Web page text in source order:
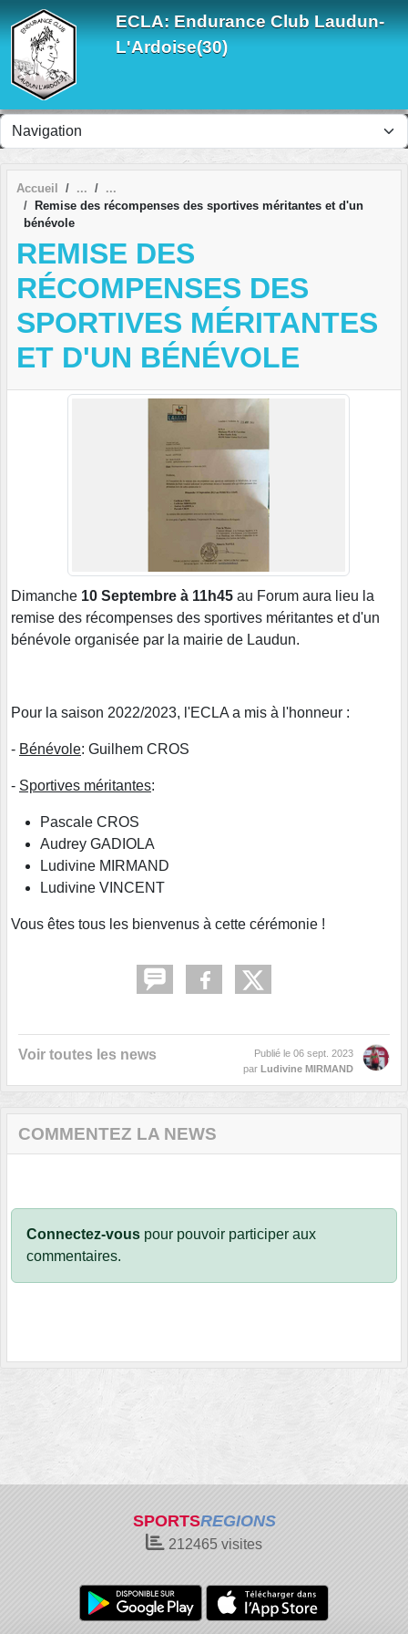
ECLA: Endurance Club Laudun-
L'Ardoise(30)
Accueil
Remise des récompenses des sportives méritantes et d'un
bénévole
REMISE DES
RÉCOMPENSES DES
SPORTIVES MÉRITANTES
ET D'UN BÉNÉVOLE
Dimanche 10 Septembre à 11h45 au Forum aura lieu la
remise des récompenses des sportives méritantes et d'un
bénévole organisée par la mairie de Laudun.
Pour la saison 2022/2023, l'ECLA a mis à l'honneur :
- Bénévole: Guilhem CROS
- Sportives méritantes:
Pascale CROS
Audrey GADIOLA
Ludivine MIRMAND
Ludivine VINCENT
Vous êtes tous les bienvenus à cette cérémonie !
Voir toutes les news Publié le 06 sept. 2023
par Ludivine MIRMAND
COMMENTEZ LA NEWS
Connectez-vous pour pouvoir participer aux
commentaires.
SPORTSREGIONS
212465 visites
Panneau de gestion des cookies